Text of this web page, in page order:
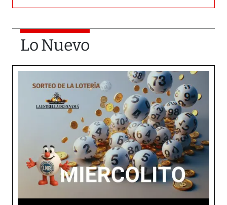
Lo Nuevo